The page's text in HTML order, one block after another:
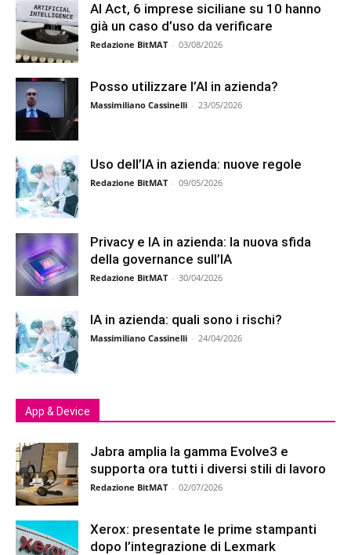
AI Act, 6 imprese siciliane su 10 hanno
già un caso d’uso da verificare
Redazione BitMAT - 03/08/2026
Posso utilizzare l’AI in azienda?
Massimiliano Cassinelli - 23/05/2026
Uso dell’IA in azienda: nuove regole
Redazione BitMAT - 09/05/2026
Privacy e IA in azienda: la nuova sfida
della governance sull’IA
Redazione BitMAT - 30/04/2026
IA in azienda: quali sono i rischi?
Massimiliano Cassinelli - 24/04/2026
App & Device
Jabra amplia la gamma Evolve3 e
supporta ora tutti i diversi stili di lavoro
Redazione BitMAT - 02/07/2026
Xerox: presentate le prime stampanti
dopo l’integrazione di Lexmark